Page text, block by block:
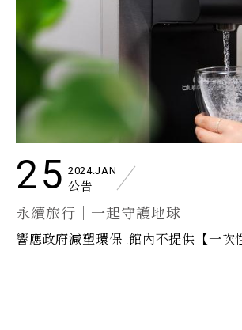
25 2024.JAN
公告
永續旅行｜一起守護地球
響應政府減塑環保 :館內不提供【一次